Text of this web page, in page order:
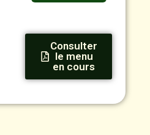
Consulter
le menu
en cours